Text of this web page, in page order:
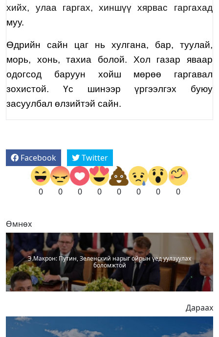
хийх, улаа гаргах, хиншүү хярвас гаргахад
муу.
Өдрийн сайн цаг нь хулгана, бар, туулай,
морь, хонь, тахиа болой. Хол газар яваар
одогсод баруун хойш мөрөө гаргавал
зохистой. Үс шинээр үргээлгэх буюу
засуулбал өлзийтэй сайн.
Facebook Twitter
0 0 0 0 0 0 0 0
Өмнөх
Э.Макрон: Путин, Зеленский нарыг ойрын үед уулзуулах
боломжтой
Дараах